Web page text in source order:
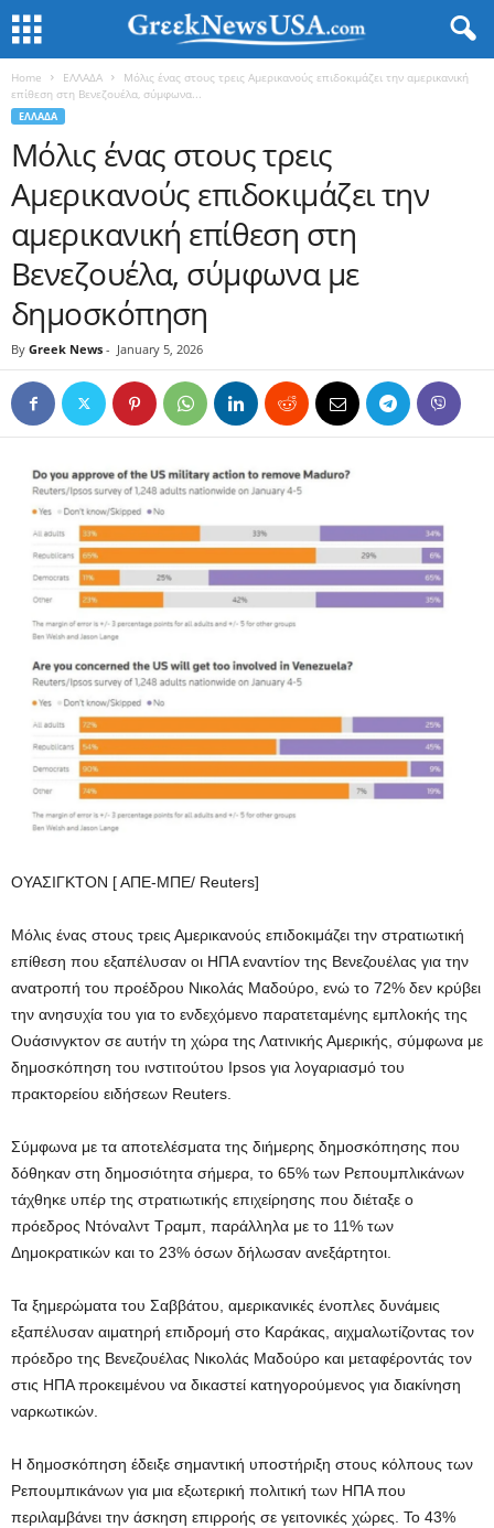
Home ΕΛΛΑΔΑ
Μόλις ένας στους τρεις Αμερικανούς επιδοκιμάζει την αμερικανική
επίθεση στη Βενεζουέλα, σύμφωνα...
ΕΛΛΑΔΑ
Μόλις ένας στους τρεις
Αμερικανούς επιδοκιμάζει την
αμερικανική επίθεση στη
Βενεζουέλα, σύμφωνα με
δημοσκόπηση
By Greek News - January 5, 2026
ΟΥΑΣΙΓΚΤΟΝ [ ΑΠΕ-ΜΠΕ/ Reuters]
Μόλις ένας στους τρεις Αμερικανούς επιδοκιμάζει την στρατιωτική
επίθεση που εξαπέλυσαν οι ΗΠΑ εναντίον της Βενεζουέλας για την
ανατροπή του προέδρου Νικολάς Μαδούρο, ενώ το 72% δεν κρύβει
την ανησυχία του για το ενδεχόμενο παρατεταμένης εμπλοκής της
Ουάσινγκτον σε αυτήν τη χώρα της Λατινικής Αμερικής, σύμφωνα με
δημοσκόπηση του ινστιτούτου Ipsos για λογαριασμό του
πρακτορείου ειδήσεων Reuters.
Σύμφωνα με τα αποτελέσματα της διήμερης δημοσκόπησης που
δόθηκαν στη δημοσιότητα σήμερα, το 65% των Ρεπουμπλικάνων
τάχθηκε υπέρ της στρατιωτικής επιχείρησης που διέταξε ο
πρόεδρος Ντόναλντ Τραμπ, παράλληλα με το 11% των
Δημοκρατικών και το 23% όσων δήλωσαν ανεξάρτητοι.
Τα ξημερώματα του Σαββάτου, αμερικανικές ένοπλες δυνάμεις
εξαπέλυσαν αιματηρή επιδρομή στο Καράκας, αιχμαλωτίζοντας τον
πρόεδρο της Βενεζουέλας Νικολάς Μαδούρο και μεταφέροντάς τον
στις ΗΠΑ προκειμένου να δικαστεί κατηγορούμενος για διακίνηση
ναρκωτικών.
Η δημοσκόπηση έδειξε σημαντική υποστήριξη στους κόλπους των
Ρεπουμπικάνων για μια εξωτερική πολιτική των ΗΠΑ που
περιλαμβάνει την άσκηση επιρροής σε γειτονικές χώρες. Το 43%